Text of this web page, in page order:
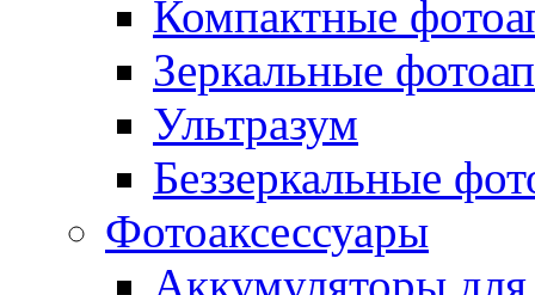
Компактные
Зеркальные
Ультразум
Беззеркальные
Фотоаксессуары